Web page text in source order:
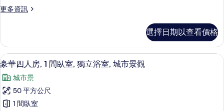
的
相
片
景
詳
情
室,
立
浴
室,
城
市
景
更多資訊
更
套
房,1
間
室,
獨
立
浴
選擇日期以查看價格
顯
示
豪
華
豪華四人房, 1 間臥室, 獨立浴室, 城市
6
豪華四人房, 1 間臥室, 獨立浴室, 城市景觀
城市景
50 平方公尺
1 間臥室